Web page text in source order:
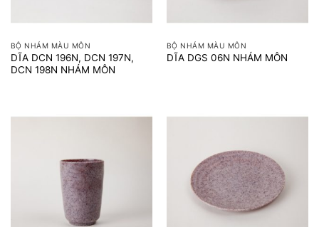
BỘ NHÁM MÀU MÔN
DĨA DCN 196N, DCN 197N,
DCN 198N NHÁM MÔN
BỘ NHÁM MÀU MÔN
DĨA DGS 06N NHÁM MÔN